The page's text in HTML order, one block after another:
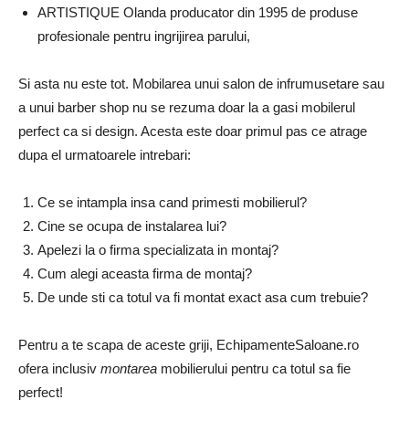
ARTISTIQUE Olanda producator din 1995 de produse
profesionale pentru ingrijirea parului,
Si asta nu este tot. Mobilarea unui salon de infrumusetare sau
a unui barber shop nu se rezuma doar la a gasi mobilerul
perfect ca si design. Acesta este doar primul pas ce atrage
dupa el urmatoarele intrebari:
Ce se intampla insa cand primesti mobilierul?
Cine se ocupa de instalarea lui?
Apelezi la o firma specializata in montaj?
Cum alegi aceasta firma de montaj?
De unde sti ca totul va fi montat exact asa cum trebuie?
Pentru a te scapa de aceste griji, EchipamenteSaloane.ro
ofera inclusiv montarea mobilierului pentru ca totul sa fie
perfect!